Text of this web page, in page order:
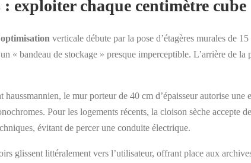
exploiter chaque centimètre cube
optimisation verticale débute par la pose d’étagères murales de
« bandeau de stockage » presque imperceptible. L’arrière de
le mur porteur de 40 cm d’épaisseur autorise
Pour les logements récents, la cloison sèche accepte
évitant de percer une conduite électrique.
glissent littéralement vers l’utilisateur, offrant place aux